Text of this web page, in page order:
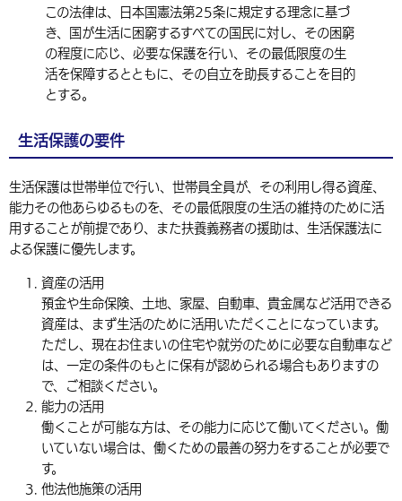
この法律は、日本国憲法第25条に規定する理念に基づ
き、国が生活に困窮するすべての国民に対し、その困窮
の程度に応じ、必要な保護を行い、その最低限度の生
活を保障するとともに、その自立を助長することを目的
とする。
生活保護の要件
生活保護は世帯単位で行い、世帯員全員が、その利用し得る資産、
能力その他あらゆるものを、その最低限度の生活の維持のために活
用することが前提であり、また扶養義務者の援助は、生活保護法に
よる保護に優先します。
資産の活用
預金や生命保険、土地、家屋、自動車、貴金属など活用できる
資産は、まず生活のために活用いただくことになっています。
ただし、現在お住まいの住宅や就労のために必要な自動車など
は、一定の条件のもとに保有が認められる場合もありますの
で、ご相談ください。
能力の活用
働くことが可能な方は、その能力に応じて働いてください。働
いていない場合は、働くための最善の努力をすることが必要で
す。
他法他施策の活用